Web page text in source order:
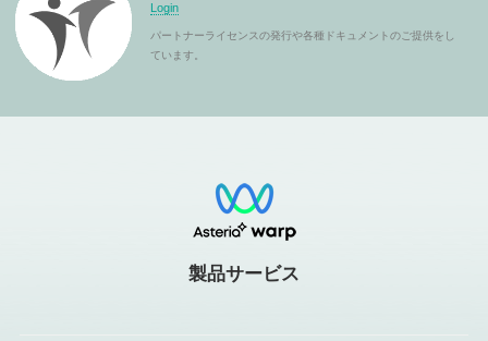
Login
パートナーライセンスの発行や各種ドキュメントのご提供をし
ています。
製品サービス